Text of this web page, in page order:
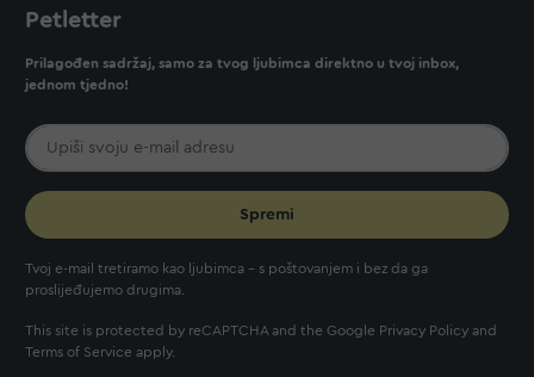
Petletter
Prilagođen sadržaj, samo za tvog ljubimca direktno u tvoj inbox,
jednom tjedno!
Spremi
Tvoj e-mail tretiramo kao ljubimca - s poštovanjem i bez da ga
proslijeđujemo drugima.
This site is protected by reCAPTCHA and the Google Privacy Policy and
Terms of Service apply.